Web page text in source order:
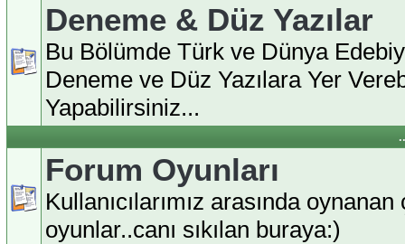
Deneme & Düz Yazılar
Bu Bölümde Türk ve Dünya
Deneme ve Düz Yazılara Yer
Yapabilirsiniz...
Forum Oyunları
Kullanıcılarımız arasında
oyunlar..canı sıkılan buraya:)